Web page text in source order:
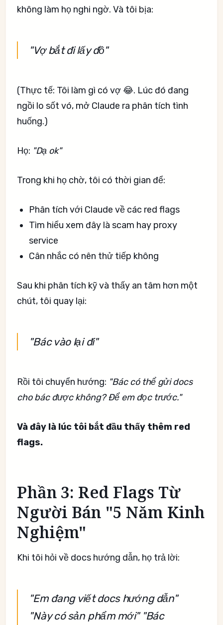
không làm họ nghi ngờ. Và tôi bịa:
"Vợ bắt đi lấy đồ"
(Thực tế: Tôi làm gì có vợ 😂. Lúc đó đang
ngồi lo sốt vó, mở Claude ra phân tích tình
huống.)
Họ: "Dạ ok"
Trong khi họ chờ, tôi có thời gian để:
Phân tích với Claude về các red flags
Tìm hiểu xem đây là scam hay proxy
service
Cân nhắc có nên thử tiếp không
Sau khi phân tích kỹ và thấy an tâm hơn một
chút, tôi quay lại:
"Bác vào lại đi"
Rồi tôi chuyển hướng: "Bác có thể gửi docs
cho bác được không? Để em đọc trước."
Và đây là lúc tôi bắt đầu thấy thêm red
flags.
Phần 3: Red Flags Từ
Người Bán "5 Năm Kinh
Nghiệm"
Khi tôi hỏi về docs hướng dẫn, họ trả lời:
"Em đang viết docs hướng dẫn"
"Này có sản phẩm mới" "Bác